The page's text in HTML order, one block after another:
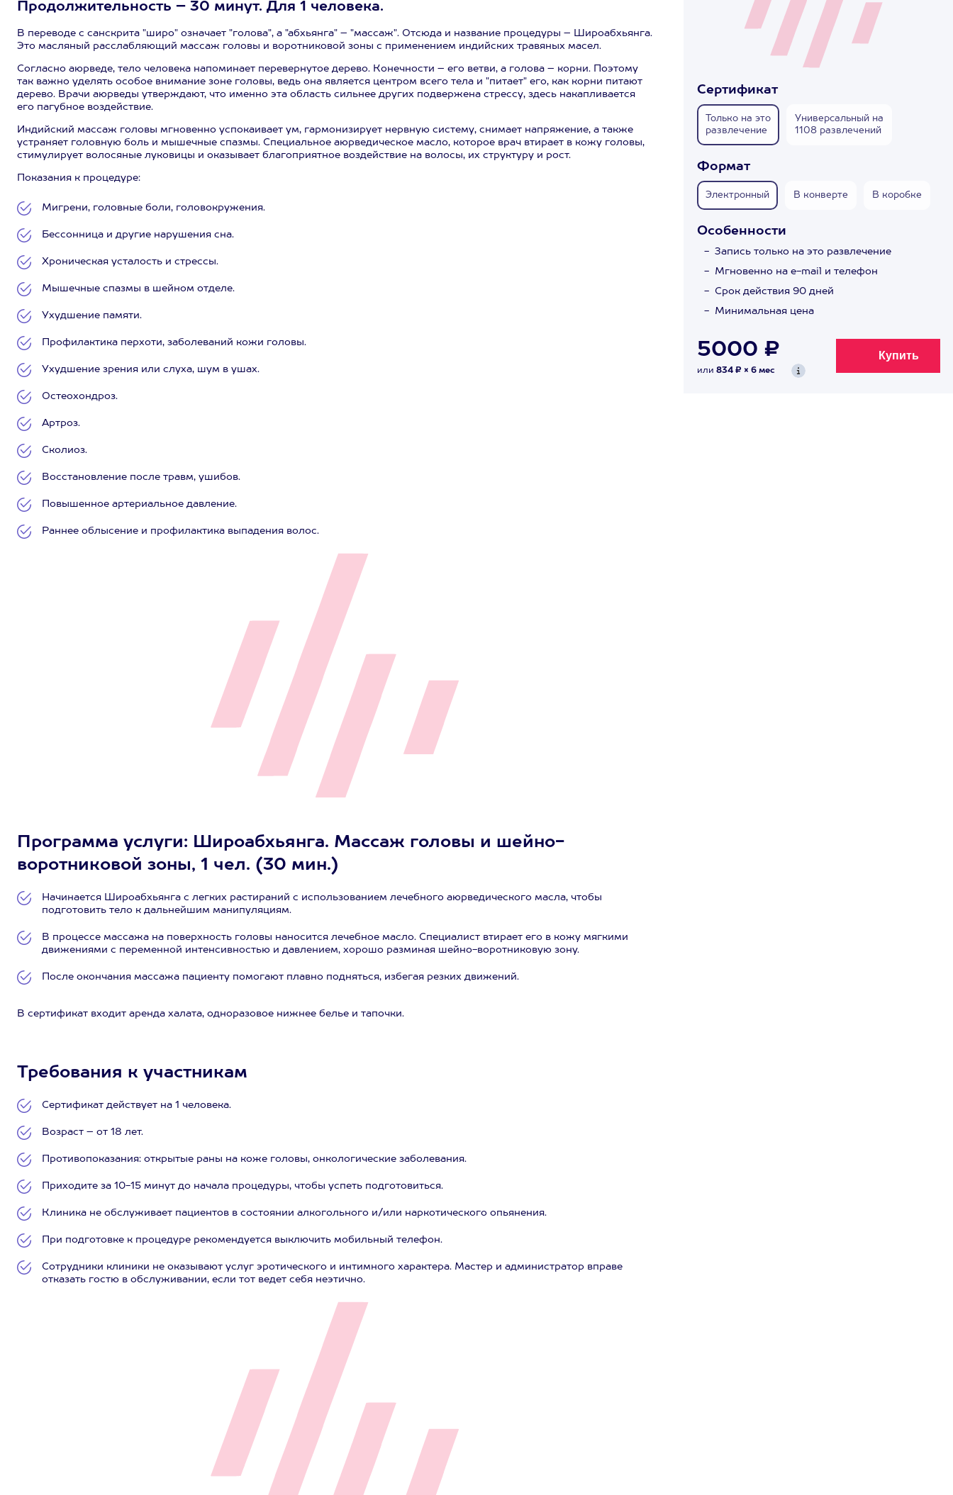
Продолжительность – 30 минут. Для 1 человека.
В переводе с санскрита "широ" означает "голова", а "абхьянга" – "массаж". Отсюда и название процедуры – Широабхьянга.
Это масляный расслабляющий массаж головы и воротниковой зоны с применением индийских травяных масел.
Согласно аюрведе, тело человека напоминает перевернутое дерево. Конечности – его ветви, а голова – корни. Поэтому
так важно уделять особое внимание зоне головы, ведь она является центром всего тела и "питает" его, как корни питают
дерево. Врачи аюрведы утверждают, что именно эта область сильнее других подвержена стрессу, здесь накапливается
его пагубное воздействие.
Индийский массаж головы мгновенно успокаивает ум, гармонизирует нервную систему, снимает напряжение, а также
устраняет головную боль и мышечные спазмы. Специальное аюрведическое масло, которое врач втирает в кожу головы,
стимулирует волосяные луковицы и оказывает благоприятное воздействие на волосы, их структуру и рост.
Показания к процедуре:
Мигрени, головные боли, головокружения.
Бессонница и другие нарушения сна.
Хроническая усталость и стрессы.
Мышечные спазмы в шейном отделе.
Ухудшение памяти.
Профилактика перхоти, заболеваний кожи головы.
Ухудшение зрения или слуха, шум в ушах.
Остеохондроз.
Артроз.
Сколиоз.
Восстановление после травм, ушибов.
Повышенное артериальное давление.
Раннее облысение и профилактика выпадения волос.
Программа услуги: Широабхьянга. Массаж головы и шейно-
воротниковой зоны, 1 чел. (30 мин.)
Начинается Широабхьянга с легких растираний с использованием лечебного аюрведического масла, чтобы
подготовить тело к дальнейшим манипуляциям.
В процессе массажа на поверхность головы наносится лечебное масло. Специалист втирает его в кожу мягкими
движениями с переменной интенсивностью и давлением, хорошо разминая шейно-воротниковую зону.
После окончания массажа пациенту помогают плавно подняться, избегая резких движений.
В сертификат входит аренда халата, одноразовое нижнее белье и тапочки.
Требования к участникам
Сертификат действует на 1 человека.
Возраст – от 18 лет.
Противопоказания: открытые раны на коже головы, онкологические заболевания.
Приходите за 10-15 минут до начала процедуры, чтобы успеть подготовиться.
Клиника не обслуживает пациентов в состоянии алкогольного и/или наркотического опьянения.
При подготовке к процедуре рекомендуется выключить мобильный телефон.
Сотрудники клиники не оказывают услуг эротического и интимного характера. Мастер и администратор вправе
отказать гостю в обслуживании, если тот ведет себя неэтично.
Сертификат
Только на это
развлечение
Универсальный на
1108 развлечений
Формат
Электронный В конверте В коробке
Особенности
Запись только на это развлечение
Мгновенно на e-mail и телефон
Срок действия 90 дней
Минимальная цена
5000 ₽
или 834 ₽ × 6 мес